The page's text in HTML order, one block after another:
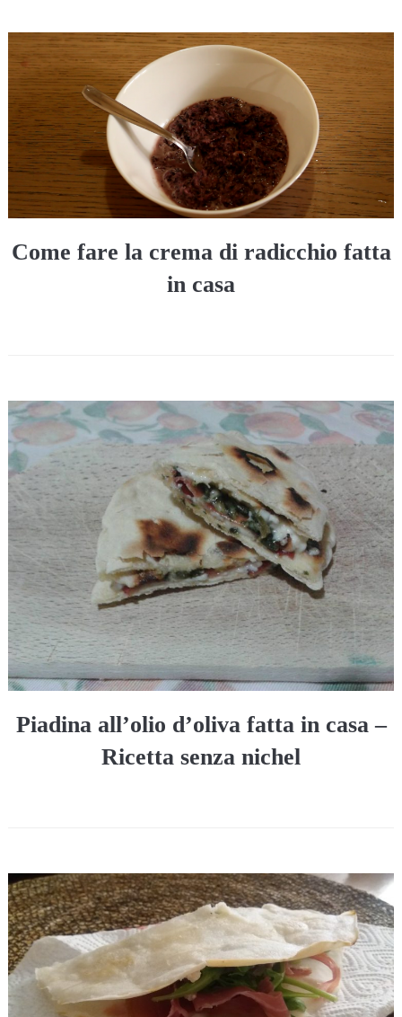
Come fare la crema di radicchio fatta
in casa
Piadina all’olio d’oliva fatta in casa –
Ricetta senza nichel